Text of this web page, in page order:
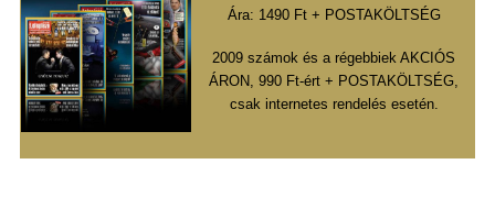
Ára: 1490 Ft + POSTAKÖLTSÉG
2009 számok és a régebbiek AKCIÓS
ÁRON, 990 Ft-ért + POSTAKÖLTSÉG,
csak internetes rendelés esetén.